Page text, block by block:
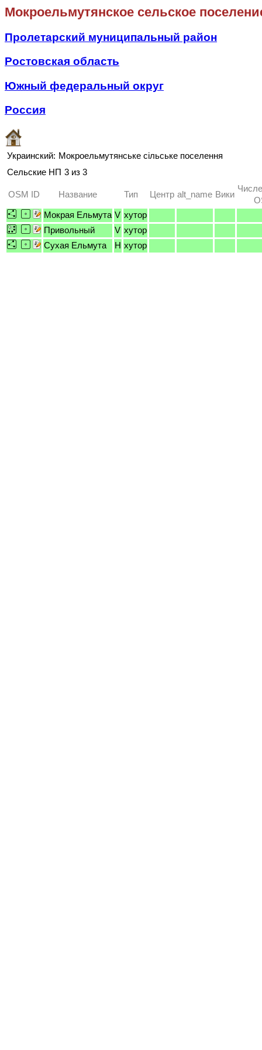
Мокроельмутянское сельское
Пролетарский муниципальный район
Ростовская область
Южный федеральный округ
Россия
Украинский: Мокроельмутянське сільське поселення
Сельские НП 3 из 3
OSM ID Название Тип Центр alt_name Вики
Мокрая Ельмута V хутор
Привольный
V хутор
Сухая Ельмута
H хутор